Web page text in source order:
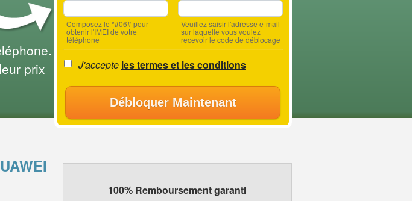
Composez le *#06# pour
obtenir l'IMEI de votre
téléphone
Veuillez saisir l'adresse e-mail
sur laquelle vous voulez
recevoir le code de déblocage
J'accepte les termes et les conditions
Débloquer Maintenant
prix
100% Remboursement garanti